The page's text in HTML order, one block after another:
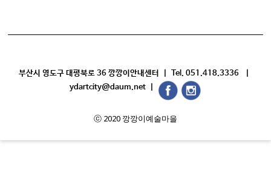
부산시 영도구 대평북로 36 깡깡이안내센터 | Tel. 051.418.3336 |
ydartcity@daum.net |
ⓒ 2020 깡깡이예술마을